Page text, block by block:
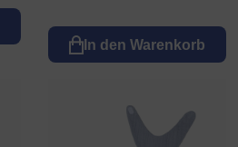
In den Warenkorb